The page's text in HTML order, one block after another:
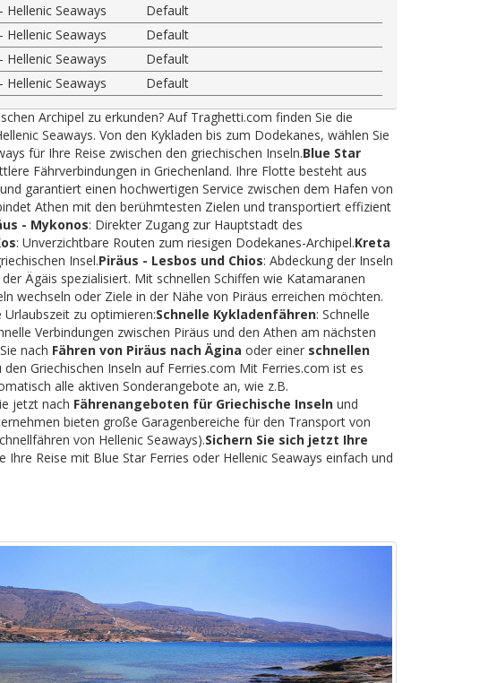
Hellenic Seaways
Default
Hellenic Seaways
Default
Hellenic Seaways
Default
Hellenic Seaways
Default
Archipel zu erkunden? Auf Traghetti.com finden Sie die
Seaways. Von den Kykladen bis zum Dodekanes, wählen Sie
für Ihre Reise zwischen den griechischen Inseln.Blue Star
Fährverbindungen in Griechenland. Ihre Flotte besteht aus
garantiert einen hochwertigen Service zwischen dem Hafen von
Athen mit den berühmtesten Zielen und transportiert effizient
- Mykonos: Direkter Zugang zur Hauptstadt des
: Unverzichtbare Routen zum riesigen Dodekanes-Archipel.Kreta
Insel.Piräus - Lesbos und Chios: Abdeckung der Inseln
Ägäis spezialisiert. Mit schnellen Schiffen wie Katamaranen
wechseln oder Ziele in der Nähe von Piräus erreichen möchten.
zu optimieren:Schnelle Kykladenfähren: Schnelle
Verbindungen zwischen Piräus und den Athen am nächsten
nach Fähren von Piräus nach Ägina oder einer schnellen
den Griechischen Inseln auf Ferries.com Mit Ferries.com ist es
alle aktiven Sonderangebote an, wie z.B.
jetzt nach Fährenangeboten für Griechische Inseln und
bieten große Garagenbereiche für den Transport von
von Hellenic Seaways).Sichern Sie sich jetzt Ihre
Ihre Reise mit Blue Star Ferries oder Hellenic Seaways einfach und